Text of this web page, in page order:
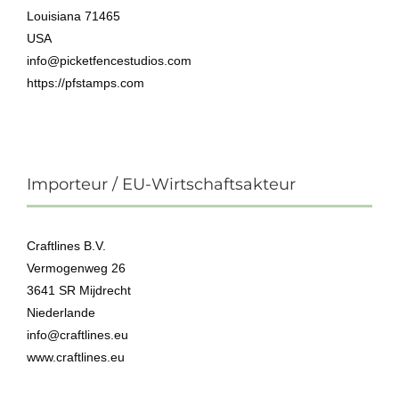
Louisiana 71465
USA
info@picketfencestudios.com
https://pfstamps.com
Importeur / EU-Wirtschaftsakteur
Craftlines B.V.
Vermogenweg 26
3641 SR Mijdrecht
Niederlande
info@craftlines.eu
www.craftlines.eu